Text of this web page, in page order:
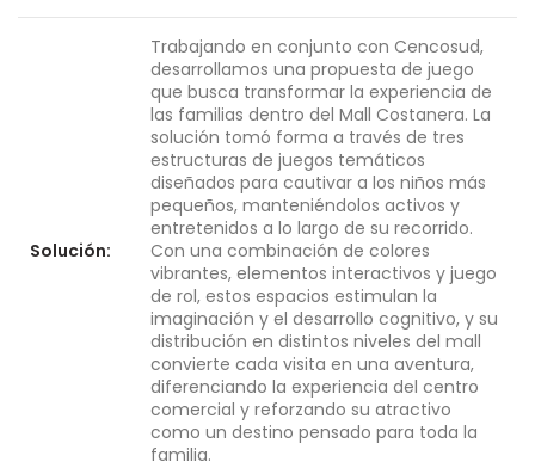
Solución:
Trabajando en conjunto con Cencosud,
desarrollamos una propuesta de juego
que busca transformar la experiencia de
las familias dentro del Mall Costanera. La
solución tomó forma a través de tres
estructuras de juegos temáticos
diseñados para cautivar a los niños más
pequeños, manteniéndolos activos y
entretenidos a lo largo de su recorrido.
Con una combinación de colores
vibrantes, elementos interactivos y juego
de rol, estos espacios estimulan la
imaginación y el desarrollo cognitivo, y su
distribución en distintos niveles del mall
convierte cada visita en una aventura,
diferenciando la experiencia del centro
comercial y reforzando su atractivo
como un destino pensado para toda la
familia.